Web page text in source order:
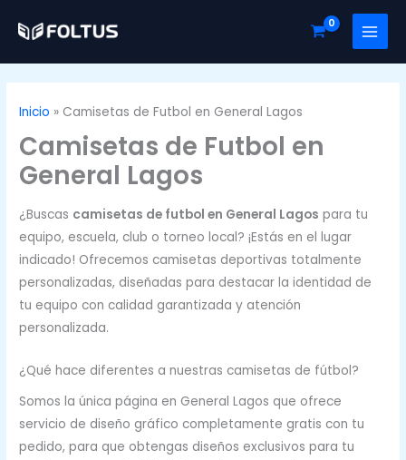
Inicio Camisetas de Futbol en General Lagos
Camisetas de Futbol en
General Lagos
¿Buscas camisetas de futbol en General Lagos para tu
equipo, escuela, club o torneo local? ¡Estás en el lugar
indicado! Ofrecemos camisetas deportivas totalmente
personalizadas, diseñadas para destacar la identidad de
tu equipo con calidad garantizada y atención
personalizada.
¿Qué hace diferentes a nuestras camisetas de fútbol?
Somos la única página en General Lagos que ofrece
servicio de diseño gráfico completamente gratis con tu
pedido, para que obtengas diseños exclusivos para tu